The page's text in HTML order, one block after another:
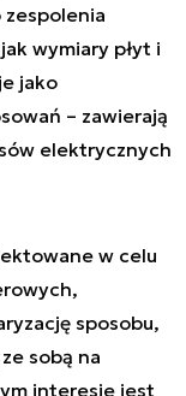
wymiary płyt i
jako
– zawierają
elektrycznych
w celu
sposobu,
sobą na
interesie jest